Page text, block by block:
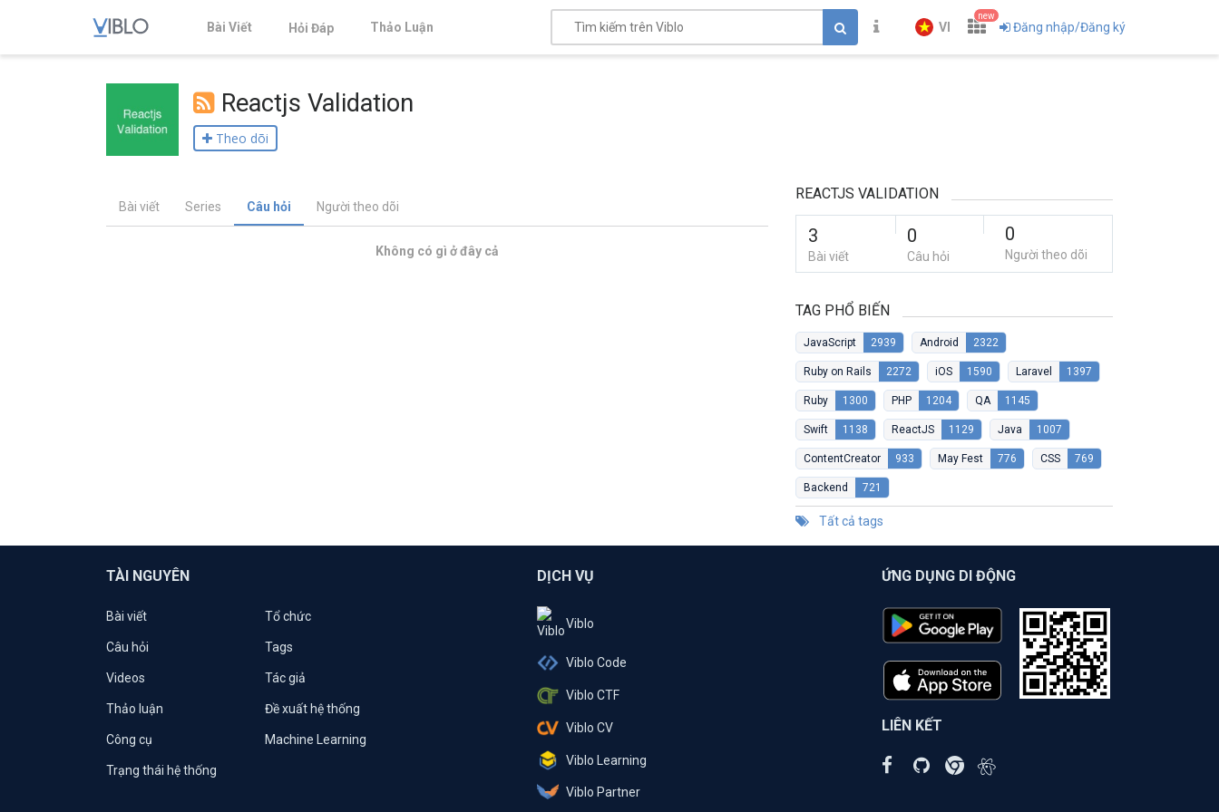
Bài Viết Hỏi Đáp Thảo Luận VI
new
Đăng nhập/Đăng ký
Reactjs Validation
Theo dõi
Bài viết Series Câu hỏi Người theo dõi
Không có gì ở đây cả
REACTJS VALIDATION
3
Bài viết
0
Câu hỏi
0
Người theo dõi
TAG PHỔ BIẾN
JavaScript 2939 Android 2322
Ruby on Rails 2272 iOS 1590 Laravel 1397
Ruby 1300 PHP 1204 QA 1145
Swift 1138 ReactJS 1129 Java 1007
ContentCreator 933 May Fest 776 CSS 769
Backend 721
Tất cả tags
TÀI NGUYÊN
Bài viết Tổ chức
Câu hỏi Tags
Videos Tác giả
Thảo luận Đề xuất hệ thống
Công cụ Machine Learning
Trạng thái hệ thống
DỊCH VỤ
Viblo
Viblo Code
Viblo CTF
Viblo CV
Viblo Learning
Viblo Partner
ỨNG DỤNG DI ĐỘNG
LIÊN KẾT